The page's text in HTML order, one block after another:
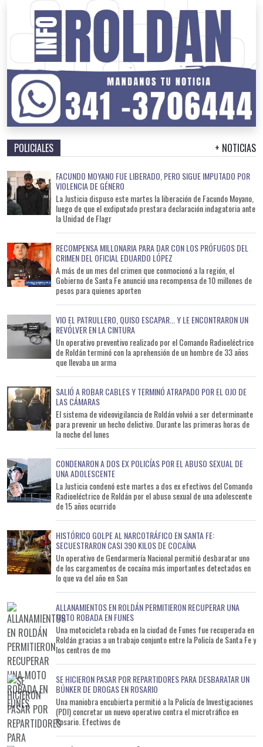
POLICIALES + NOTICIAS
FACUNDO MOYANO FUE LIBERADO, PERO SIGUE IMPUTADO POR
VIOLENCIA DE GÉNERO
La Justicia dispuso este martes la liberación de Facundo Moyano,
luego de que el exdiputado prestara declaración indagatoria ante
la Unidad de Flagr
RECOMPENSA MILLONARIA PARA DAR CON LOS PRÓFUGOS DEL
CRIMEN DEL OFICIAL EDUARDO LÓPEZ
A más de un mes del crimen que conmocionó a la región, el
Gobierno de Santa Fe anunció una recompensa de 10 millones de
pesos para quienes aporten
VIO EL PATRULLERO, QUISO ESCAPAR... Y LE ENCONTRARON UN
REVÓLVER EN LA CINTURA
Un operativo preventivo realizado por el Comando Radioeléctrico
de Roldán terminó con la aprehensión de un hombre de 33 años
que llevaba un arma
SALIÓ A ROBAR CABLES Y TERMINÓ ATRAPADO POR EL OJO DE
LAS CÁMARAS
El sistema de videovigilancia de Roldán volvió a ser determinante
para prevenir un hecho delictivo. Durante las primeras horas de
la noche del lunes
CONDENARON A DOS EX POLICÍAS POR EL ABUSO SEXUAL DE
UNA ADOLESCENTE
La Justicia condenó este martes a dos ex efectivos del Comando
Radioeléctrico de Roldán por el abuso sexual de una adolescente
de 15 años ocurrido
HISTÓRICO GOLPE AL NARCOTRÁFICO EN SANTA FE:
SECUESTRARON CASI 390 KILOS DE COCAÍNA
Un operativo de Gendarmería Nacional permitió desbaratar uno
de los cargamentos de cocaína más importantes detectados en
lo que va del año en San
ALLANAMIENTOS EN ROLDÁN PERMITIERON RECUPERAR UNA
MOTO ROBADA EN FUNES
Una motocicleta robada en la ciudad de Funes fue recuperada en
Roldán gracias a un trabajo conjunto entre la Policía de Santa Fe y
los centros de mo
SE HICIERON PASAR POR REPARTIDORES PARA DESBARATAR UN
BÚNKER DE DROGAS EN ROSARIO
Una maniobra encubierta permitió a la Policía de Investigaciones
(PDI) concretar un nuevo operativo contra el microtráfico en
Rosario. Efectivos de